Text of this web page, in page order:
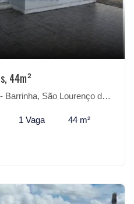
44m²
São Lourenço do Sul-RS
1 Vaga 44 m²